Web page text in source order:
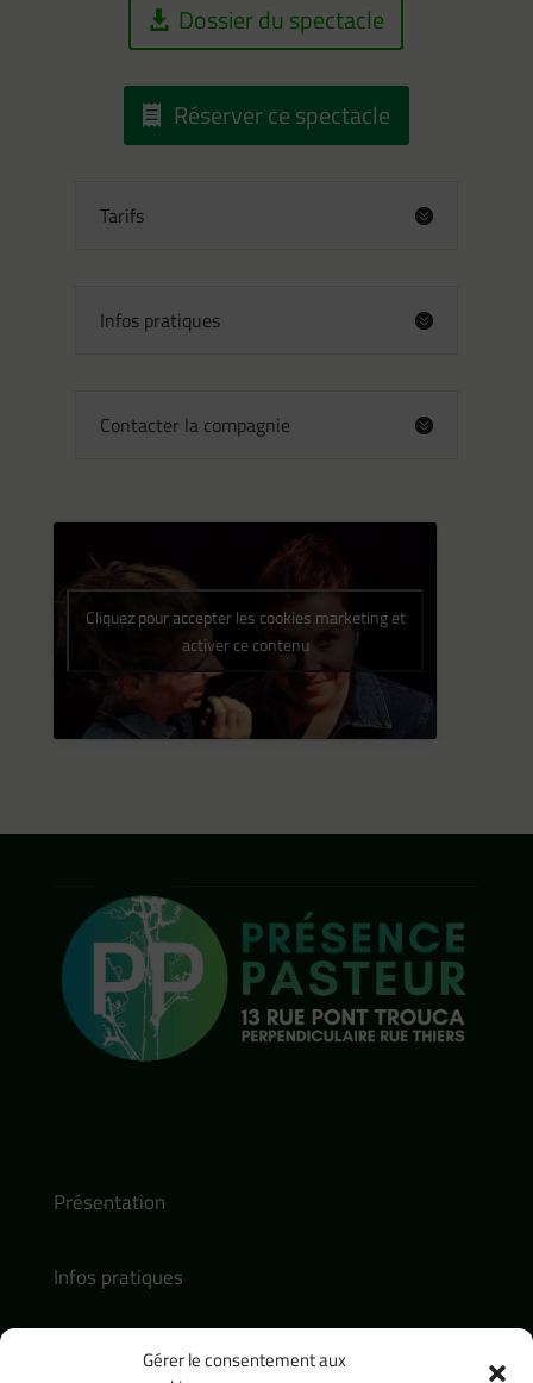
Gérer le consentement aux
Dossier du spectacle
Réserver ce spectacle
Tarifs
Infos pratiques
Contacter la compagnie
Cliquez pour accepter les cookies marketing et
activer ce contenu
Présentation
Infos pratiques